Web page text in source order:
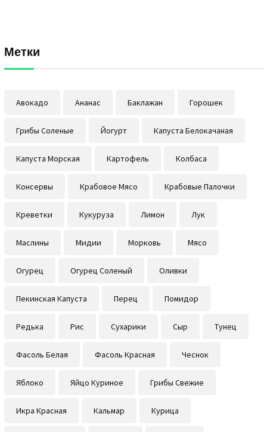
Метки
Авокадо Ананас Баклажан Горошек
Грибы Соленые Йогурт Капуста Белокачаная
Капуста Морская Картофель Колбаса
Консервы Крабовое Мясо Крабовые Палочки
Креветки Кукуруза Лимон Лук
Маслины Мидии Морковь Мясо
Огурец Огурец Соленый Оливки
Пекинская Капуста Перец Помидор
Редька Рис Сухарики Сыр Тунец
Фасоль Белая Фасоль Красная Чеснок
Яблоко Яйцо Куриное Грибы Свежие
Икра Красная Кальмар Курица